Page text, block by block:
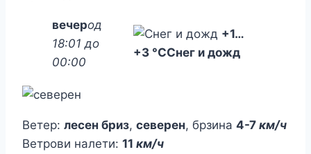
вечерод
18:01 до
00:00
+1…
+3 °CСнег и дожд
Ветер: лесен бриз, северен, брзина 4-7 км/ч
Ветрови налети: 11 км/ч